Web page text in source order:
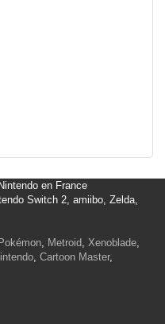
en France
Switch 2, amiibo, Zelda,
Pokémon, Metroid, Xenoblade,
, Cartoon Master,